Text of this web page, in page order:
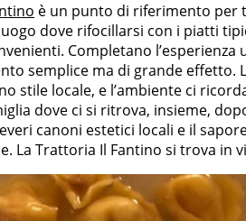
è un punto di riferimento per
dove rifocillarsi con i piatti
Completano l’esperienza
semplice ma di grande effetto.
stile locale, e l’ambiente ci
dove ci si ritrova, insieme,
canoni estetici locali e il
La Trattoria Il Fantino si trova in